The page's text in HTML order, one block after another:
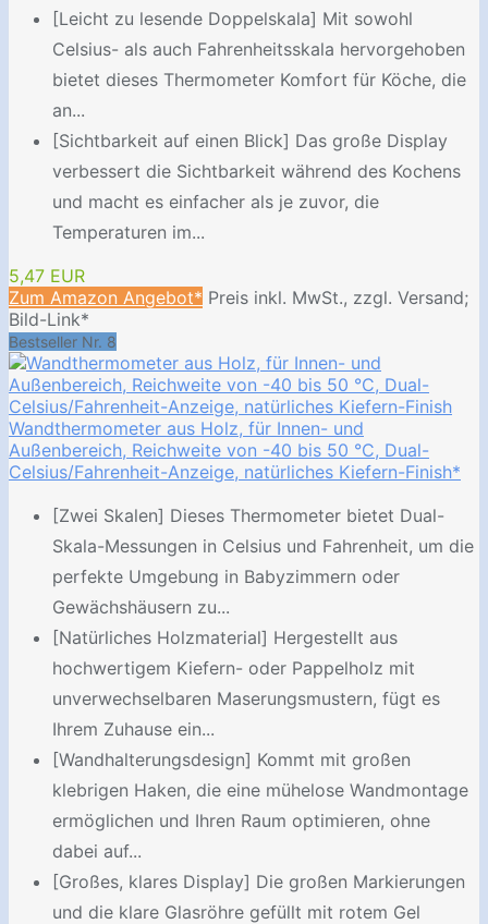
[Leicht zu lesende Doppelskala] Mit sowohl
Celsius- als auch Fahrenheitsskala hervorgehoben
bietet dieses Thermometer Komfort für Köche, die
an...
[Sichtbarkeit auf einen Blick] Das große Display
verbessert die Sichtbarkeit während des Kochens
und macht es einfacher als je zuvor, die
Temperaturen im...
5,47 EUR
Zum Amazon Angebot* Preis inkl. MwSt., zzgl. Versand;
Bild-Link*
Bestseller Nr. 8
Wandthermometer aus Holz, für Innen- und
Außenbereich, Reichweite von -40 bis 50 °C, Dual-
Celsius/Fahrenheit-Anzeige, natürliches Kiefern-Finish*
[Zwei Skalen] Dieses Thermometer bietet Dual-
Skala-Messungen in Celsius und Fahrenheit, um die
perfekte Umgebung in Babyzimmern oder
Gewächshäusern zu...
[Natürliches Holzmaterial] Hergestellt aus
hochwertigem Kiefern- oder Pappelholz mit
unverwechselbaren Maserungsmustern, fügt es
Ihrem Zuhause ein...
[Wandhalterungsdesign] Kommt mit großen
klebrigen Haken, die eine mühelose Wandmontage
ermöglichen und Ihren Raum optimieren, ohne
dabei auf...
[Großes, klares Display] Die großen Markierungen
und die klare Glasröhre gefüllt mit rotem Gel